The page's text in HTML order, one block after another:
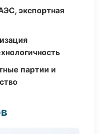
экспортная
партии и